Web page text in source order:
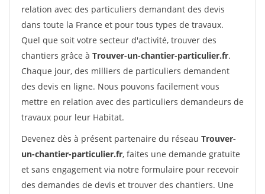
relation avec des particuliers demandant des devis
dans toute la France et pour tous types de travaux.
Quel que soit votre secteur d'activité, trouver des
chantiers grâce à Trouver-un-chantier-particulier.fr.
Chaque jour, des milliers de particuliers demandent
des devis en ligne. Nous pouvons facilement vous
mettre en relation avec des particuliers demandeurs de
travaux pour leur Habitat.
Devenez dès à présent partenaire du réseau Trouver-
un-chantier-particulier.fr, faites une demande gratuite
et sans engagement via notre formulaire pour recevoir
des demandes de devis et trouver des chantiers. Une